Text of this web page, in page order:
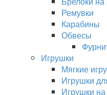
Ремувки
Карабины
Обвесы
Игрушки
Мягкие
Игрушки
Игрушки на